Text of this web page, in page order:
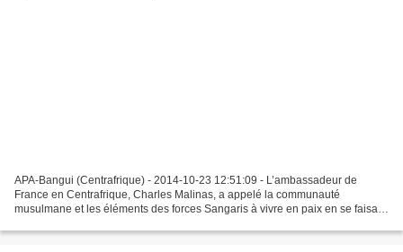
APA-Bangui (Centrafrique) - 2014-10-23 12:51:09 - L’ambassadeur de
France en Centrafrique, Charles Malinas, a appelé la communauté
musulmane et les éléments des forces Sangaris à vivre en paix en se faisant